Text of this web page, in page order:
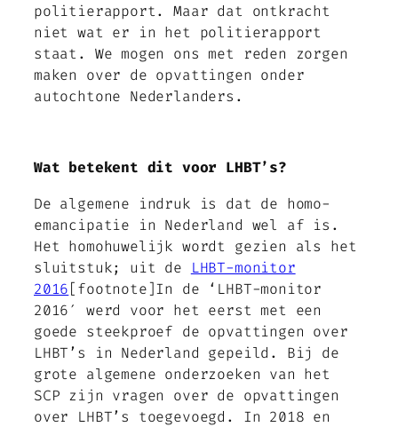
politierapport. Maar dat ontkracht
niet wat er in het politierapport
staat. We mogen ons met reden zorgen
maken over de opvattingen onder
autochtone Nederlanders.
Wat betekent dit voor LHBT’s?
De algemene indruk is dat de homo-
emancipatie in Nederland wel af is.
Het homohuwelijk wordt gezien als het
sluitstuk; uit de
LHBT-monitor
2016[footnote]In de ‘LHBT-monitor
2016′ werd voor het eerst met een
goede steekproef de opvattingen over
LHBT’s in Nederland gepeild. Bij de
grote algemene onderzoeken van het
SCP zijn vragen over de opvattingen
over LHBT’s toegevoegd. In 2018 en